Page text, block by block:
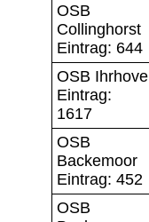
OSB
Collinghorst
Eintrag: 644
OSB Ihrhove
Eintrag:
1617
OSB
Backemoor
Eintrag: 452
OSB